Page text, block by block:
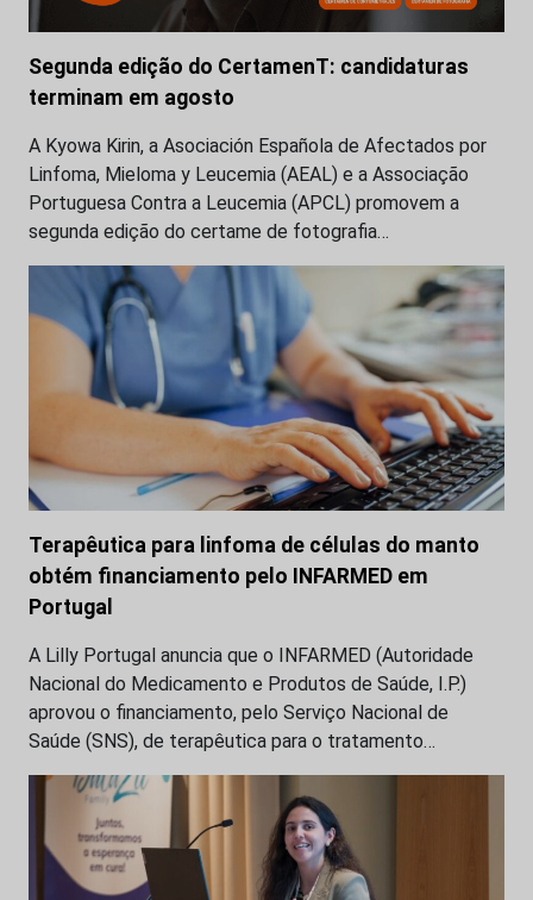
Segunda edição do CertamenT: candidaturas
terminam em agosto
A Kyowa Kirin, a Asociación Española de Afectados por
Linfoma, Mieloma y Leucemia (AEAL) e a Associação
Portuguesa Contra a Leucemia (APCL) promovem a
segunda edição do certame de fotografia…
Terapêutica para linfoma de células do manto
obtém financiamento pelo INFARMED em
Portugal
A Lilly Portugal anuncia que o INFARMED (Autoridade
Nacional do Medicamento e Produtos de Saúde, I.P.)
aprovou o financiamento, pelo Serviço Nacional de
Saúde (SNS), de terapêutica para o tratamento…